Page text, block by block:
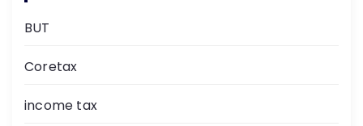
BUT
Coretax
income tax